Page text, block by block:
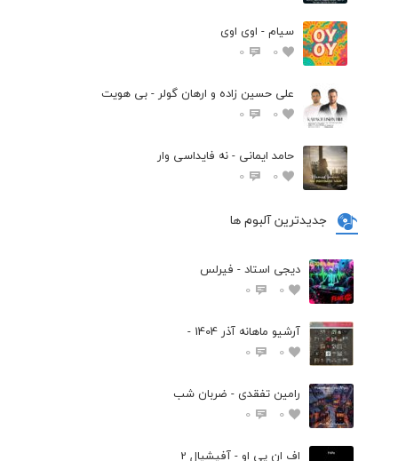
سیام - اوی اوی
0
0
علی حسین زاده و ارهان گولر - بی هویت
0
0
حامد ایمانی - نه فایداسی وار
0
0
جدیدترین آلبوم ها
دیجی استاد - فیرلس
0
0
آرشیو ماهانه آذر 1404 -
0
0
رامین تفقدی - ضربان شب
0
0
اف ان پی او - آفیشیال 2